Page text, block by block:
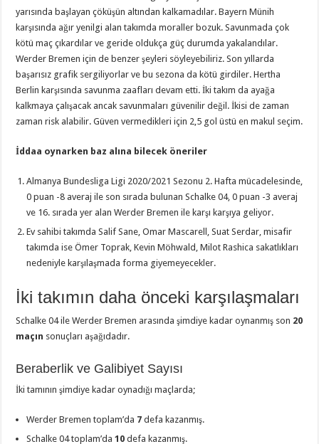
yarısında başlayan çöküşün altından kalkamadılar. Bayern Münih
karşısında ağır yenilgi alan takımda moraller bozuk. Savunmada çok
kötü maç çıkardılar ve geride oldukça güç durumda yakalandılar.
Werder Bremen için de benzer şeyleri söyleyebiliriz. Son yıllarda
başarısız grafik sergiliyorlar ve bu sezona da kötü girdiler. Hertha
Berlin karşısında savunma zaafları devam etti. İki takım da ayağa
kalkmaya çalışacak ancak savunmaları güvenilir değil. İkisi de zaman
zaman risk alabilir. Güven vermedikleri için 2,5 gol üstü en makul seçim.
İddaa oynarken baz alına bilecek öneriler
Almanya Bundesliga Ligi 2020/2021 Sezonu 2. Hafta mücadelesinde,
0 puan -8 averaj ile son sırada bulunan Schalke 04, 0 puan -3 averaj
ve 16. sırada yer alan Werder Bremen ile karşı karşıya geliyor.
Ev sahibi takımda Salif Sane, Omar Mascarell, Suat Serdar, misafir
takımda ise Ömer Toprak, Kevin Möhwald, Milot Rashica sakatlıkları
nedeniyle karşılaşmada forma giyemeyecekler.
İki takımın daha önceki karşılaşmaları
Schalke 04 ile Werder Bremen arasında şimdiye kadar oynanmış son 20
maçın sonuçları aşağıdadır.
Beraberlik ve Galibiyet Sayısı
İki tamının şimdiye kadar oynadığı maçlarda;
Werder Bremen toplam’da 7 defa kazanmış.
Schalke 04 toplam’da10 defa kazanmış.